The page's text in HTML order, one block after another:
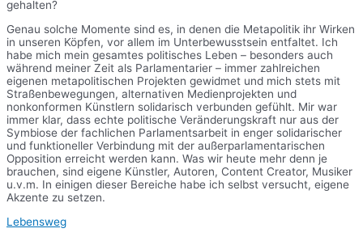
gehalten?
Genau solche Momente sind es, in denen die Metapolitik ihr Wirken
in unseren Köpfen, vor allem im Unterbewusstsein entfaltet. Ich
habe mich mein gesamtes politisches Leben – besonders auch
während meiner Zeit als Parlamentarier – immer zahlreichen
eigenen metapolitischen Projekten gewidmet und mich stets mit
Straßenbewegungen, alternativen Medienprojekten und
nonkonformen Künstlern solidarisch verbunden gefühlt. Mir war
immer klar, dass echte politische Veränderungskraft nur aus der
Symbiose der fachlichen Parlamentsarbeit in enger solidarischer
und funktioneller Verbindung mit der außerparlamentarischen
Opposition erreicht werden kann. Was wir heute mehr denn je
brauchen, sind eigene Künstler, Autoren, Content Creator, Musiker
u.v.m. In einigen dieser Bereiche habe ich selbst versucht, eigene
Akzente zu setzen.
Lebensweg